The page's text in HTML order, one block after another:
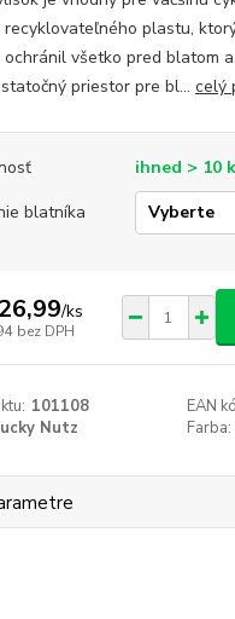
recyklovateľného plastu,
ochránil všetko pred blatom
priestor pre bl... celý
ihned > 10
blatníka
/ks
bez DPH
101108 EAN
Nutz Farba: